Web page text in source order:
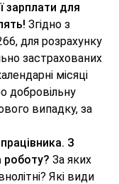
зарплати для
Згідно з
для розрахунку
застрахованих
місяці
добровільну
випадку, за
З
роботу? За яких
Які види